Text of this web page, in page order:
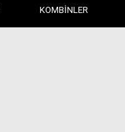
KOMBINLER